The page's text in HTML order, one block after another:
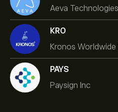
Aeva
KRO
Kronos Worldwide
PAYS
Paysign Inc